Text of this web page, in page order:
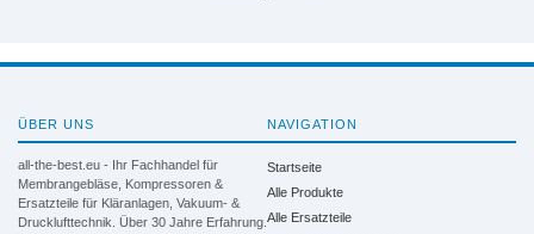
ÜBER UNS
all-the-best.eu - Ihr Fachhandel für
Membrangebläse, Kompressoren &
Ersatzteile für Kläranlagen, Vakuum- &
Drucklufttechnik. Über 30 Jahre Erfahrung.
NAVIGATION
Startseite
Alle Produkte
Alle Ersatzteile